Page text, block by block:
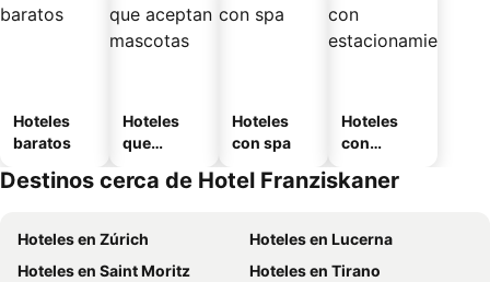
Hoteles
baratos
Hoteles
que
mascotas
Hoteles
con spa
Hoteles
con
miento
Destinos cerca de Hotel Franziskaner
Hoteles en Zúrich
Hoteles en Lucerna
Hoteles en Saint Moritz
Hoteles en Tirano